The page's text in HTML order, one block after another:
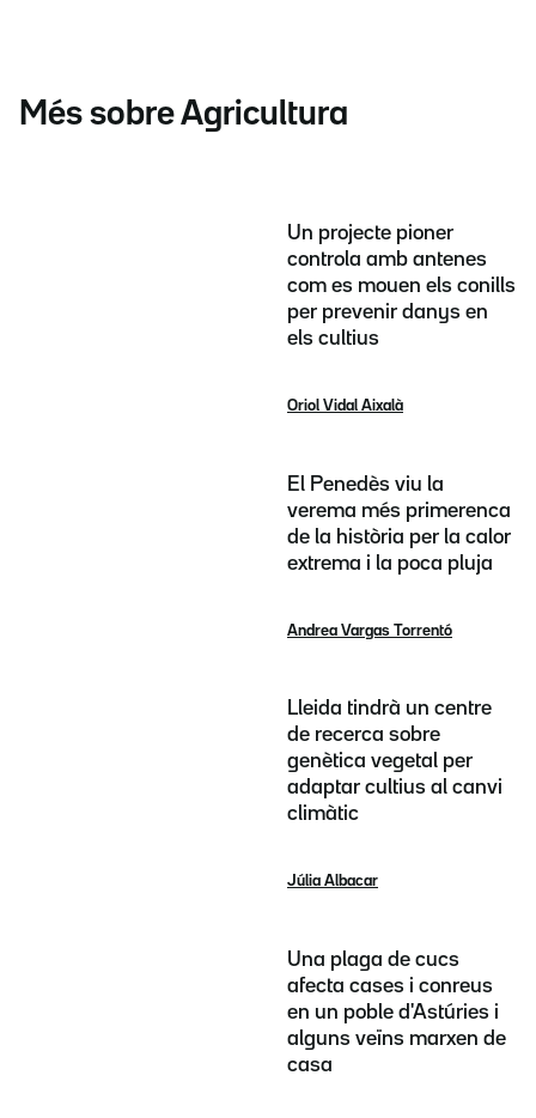
Més sobre Agricultura
Un projecte pioner
controla amb antenes
com es mouen els conills
per prevenir danys en
els cultius
Oriol Vidal Aixalà
El Penedès viu la
verema més primerenca
de la història per la calor
extrema i la poca pluja
Andrea Vargas Torrentó
Lleida tindrà un centre
de recerca sobre
genètica vegetal per
adaptar cultius al canvi
climàtic
Júlia Albacar
Una plaga de cucs
afecta cases i conreus
en un poble d'Astúries i
alguns veïns marxen de
casa